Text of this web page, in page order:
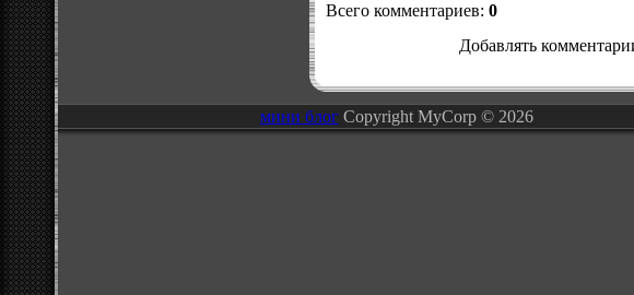
Всего комментариев: 0
Добавлять
мини блогCopyright MyCorp © 2026